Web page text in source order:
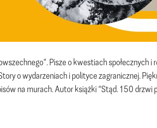
Pisze o kwestiach społecznych
o wydarzeniach i polityce zagranicznej.
na murach. Autor książki “Stąd. 150